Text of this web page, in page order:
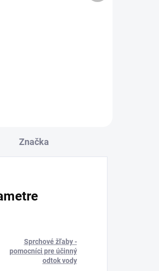
Značka
Sprchové žľaby -
pomocníci pre účinný
odtok vody